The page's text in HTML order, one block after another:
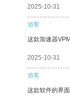
2025-10-31
游客
这款加速器
2025-10-31
游客
这款软件的界